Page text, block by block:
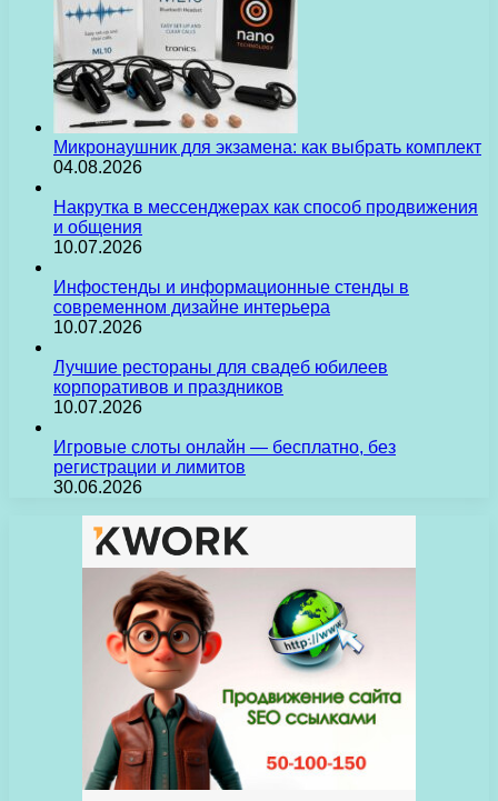
Микронаушник для экзамена: как выбрать комплект
04.08.2026
Накрутка в мессенджерах как способ продвижения
и общения
10.07.2026
Инфостенды и информационные стенды в
современном дизайне интерьера
10.07.2026
Лучшие рестораны для свадеб юбилеев
корпоративов и праздников
10.07.2026
Игровые слоты онлайн — бесплатно, без
регистрации и лимитов
30.06.2026